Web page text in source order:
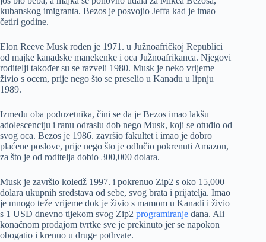
kubanskog imigranta. Bezos je posvojio Jeffa kad je imao
četiri godine.
Elon Reeve Musk rođen je 1971. u Južnoafričkoj Republici
od majke kanadske manekenke i oca Južnoafrikanca. Njegovi
roditelji također su se razveli 1980. Musk je neko vrijeme
živio s ocem, prije nego što se preselio u Kanadu u lipnju
1989.
Između oba poduzetnika, čini se da je Bezos imao lakšu
adolescenciju i ranu odraslu dob nego Musk, koji se otuđio od
svog oca. Bezos je 1986. završio fakultet i imao je dobro
plaćene poslove, prije nego što je odlučio pokrenuti Amazon,
za što je od roditelja dobio 300,000 dolara.
Musk je završio koledž 1997. i pokrenuo Zip2 s oko 15,000
dolara ukupnih sredstava od sebe, svog brata i prijatelja. Imao
je mnogo teže vrijeme dok je živio s mamom u Kanadi i živio
s 1 USD dnevno tijekom svog Zip2 programiranje dana. Ali
konačnom prodajom tvrtke sve je prekinuto jer se napokon
obogatio i krenuo u druge pothvate.